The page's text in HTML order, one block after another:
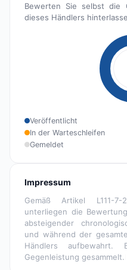
Bewerten Sie selbst die
dieses Händlers
Veröffentlicht
In der Warteschleifen
Gemeldet
Impressum
Gemäß Artikel L111-7-
unterliegen die
absteigender
und während der
Händlers aufbewahrt.
Gegenleistung gesammelt.